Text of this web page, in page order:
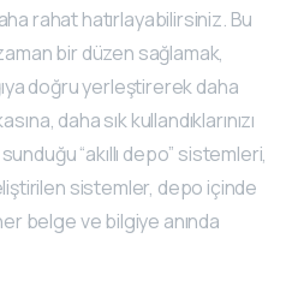
rahat hatırlayabilirsiniz. Bu
bir düzen sağlamak,
doğru yerleştirerek daha
daha sık kullandıklarınızı
“akıllı depo” sistemleri,
sistemler, depo içinde
belge ve bilgiye anında